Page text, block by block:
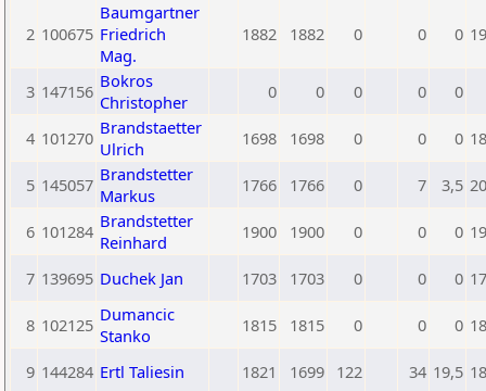
2 100675
Baumgartner
Friedrich
Mag.
1882 1882 0 0 0
3 147156 Bokros
Christopher
0 0 0 0 0
4 101270 Brandstaetter
Ulrich
1698 1698 0 0 0
5 145057 Brandstetter
Markus
1766 1766 0 7 3,5
6 101284 Brandstetter
Reinhard
1900 1900 0 0 0
7 139695 Duchek Jan 1703 1703 0 0 0
8 102125 Dumancic
Stanko
1815 1815 0 0 0
9 144284 Ertl Taliesin 1821 1699 122 34 19,5